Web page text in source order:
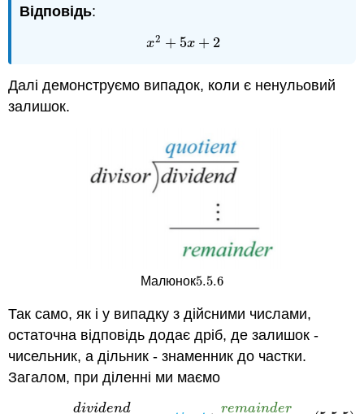
Відповідь:
x2 + 5x + 2
x2 +5 x+ 2
Далі демонструємо випадок, коли є ненульовий
залишок.
Малюнок5.5.6
5.5.6
Так само, як і у випадку з дійсними числами,
остаточна відповідь додає дріб, де залишок -
чисельник, а дільник - знаменник до частки.
Загалом, при діленні ми маємо
dividend
remainder
dividenddi q u e n t+remainde vis or